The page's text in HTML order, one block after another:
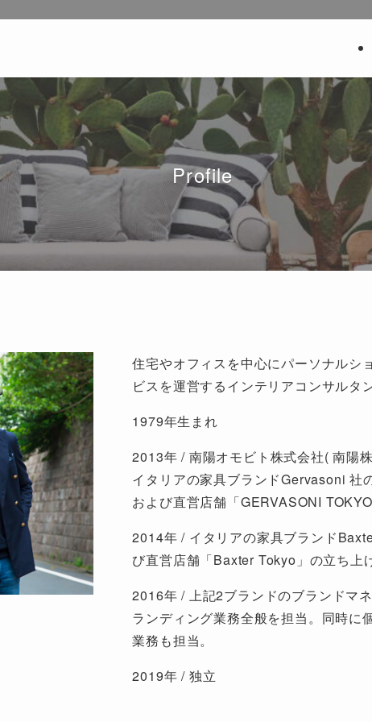
Profile
住宅やオフィスを中心にパーソナルシ
ビスを運営するインテリアコンサルタン
1979年生まれ
2013年 / 南陽オモビト株式会社( 南陽
イタリアの家具ブランドGervasoni 社
および直営店舗「GERVASONI
2014年 / イタリアの家具ブランド
び直営店舗「Baxter Tokyo」の立ち上
2016年 / 上記2ブランドのブランドマ
ランディング業務全般を担当。同時に
業務も担当。
2019年 / 独立